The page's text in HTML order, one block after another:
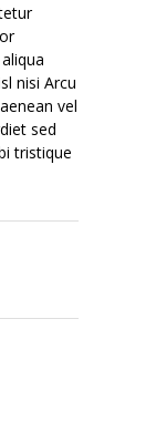
nisi Arcu
vel
sed
tristique